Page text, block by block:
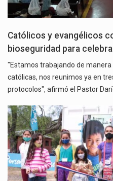
Católicos y evangélicos
bioseguridad para
"Estamos trabajando de
católicas, nos reunimos ya en
protocolos", afirmó el Pastor